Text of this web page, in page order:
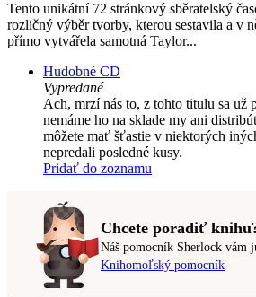
Tento unikátní 72 stránkový sběratelský
rozličný výběr tvorby, kterou sestavila a v
přímo vytvářela samotná Taylor...
Hudobné CD
Vypredané
Ach, mrzí nás to, z tohto titulu sa už
nemáme ho na sklade my ani
môžete mať šťastie v niektorých
nepredali posledné kusy.
Pridať do zoznamu
Chcete poradiť
Náš pomocník Sherlock vám
Knihomoľský pomocník